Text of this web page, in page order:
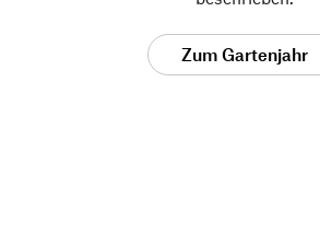
Zum Gartenjahr